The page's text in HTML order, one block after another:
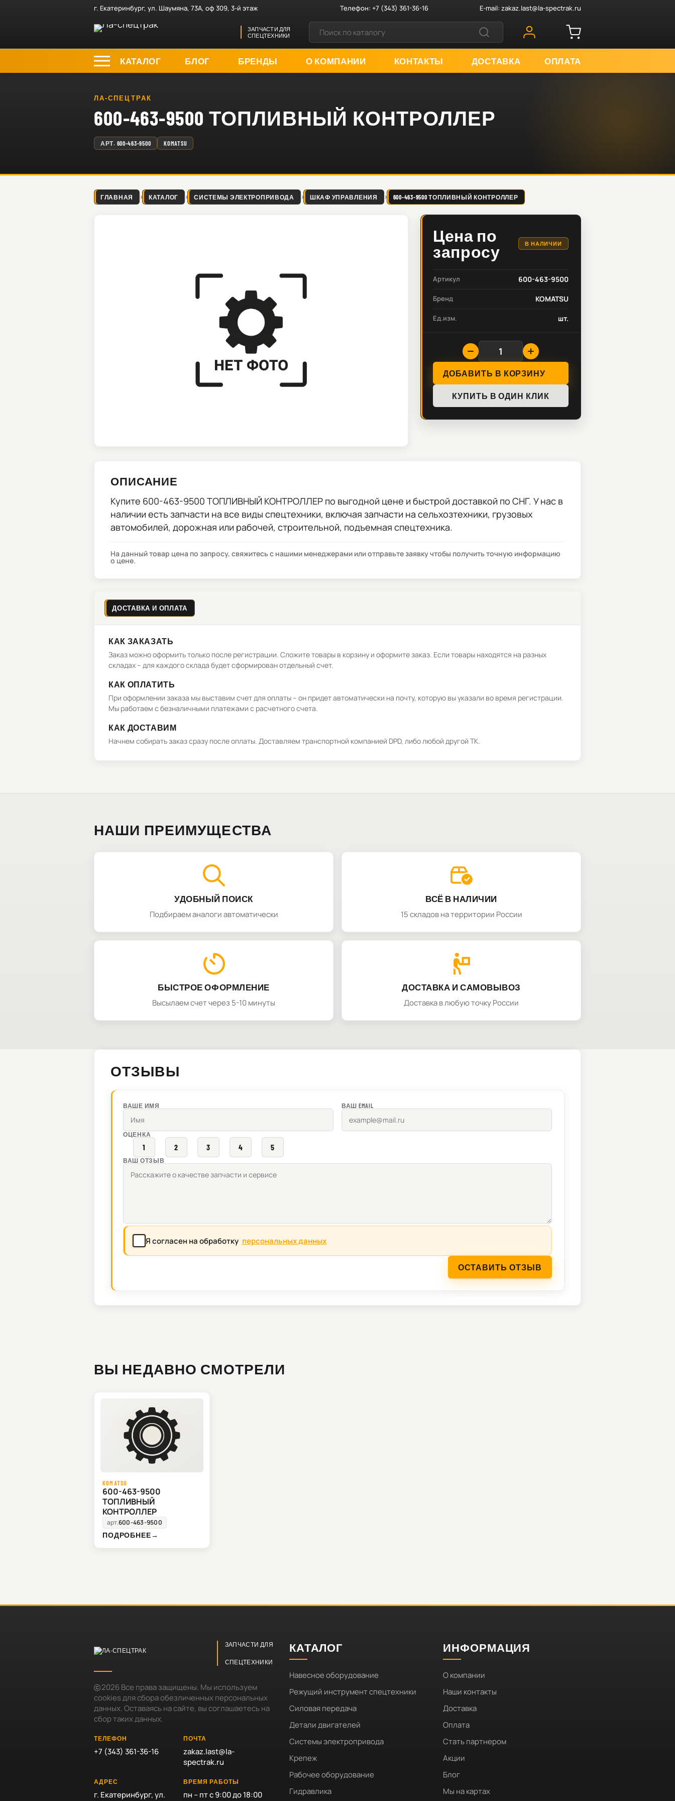
г. Екатеринбург, ул. Шаумяна, 73А, оф 309, 3-й этаж Телефон:+7 (343) 361-36-16 E-mail: zakaz.last@la-spectrak.ru
ЗАПЧАСТИ ДЛЯ
СПЕЦТЕХНИКИ
КАТАЛОГ БЛОГ БРЕНДЫ О КОМПАНИИ КОНТАКТЫ ДОСТАВКА ОПЛАТА
ЛА-СПЕЦТРАК
600-463-9500 ТОПЛИВНЫЙ КОНТРОЛЛЕР
АРТ. 600-463-9500 KOMATSU
ГЛАВНАЯ КАТАЛОГ СИСТЕМЫ ЭЛЕКТРОПРИВОДА ШКАФ УПРАВЛЕНИЯ 600-463-9500 ТОПЛИВНЫЙ КОНТРОЛЛЕР
Цена по
запросу
В НАЛИЧИИ
Артикул 600-463-9500
Бренд KOMATSU
Ед.изм. шт.
ДОБАВИТЬ В КОРЗИНУ
КУПИТЬ В ОДИН КЛИК
ОПИСАНИЕ
Купите 600-463-9500 ТОПЛИВНЫЙ КОНТРОЛЛЕР по выгодной цене и быстрой доставкой по СНГ. У нас в
наличии есть запчасти на все виды спецтехники, включая запчасти на сельхозтехники, грузовых
автомобилей, дорожная или рабочей, строительной, подъемная спецтехника.
На данный товар цена по запросу, свяжитесь с нашими менеджерами или отправьте заявку чтобы получить точную информацию
о цене.
ДОСТАВКА И ОПЛАТА
КАК ЗАКАЗАТЬ
Заказ можно оформить только после регистрации. Сложите товары в корзину и оформите заказ. Если товары находятся на разных
складах – для каждого склада будет сформирован отдельный счет.
КАК ОПЛАТИТЬ
При оформлении заказа мы выставим счет для оплаты – он придет автоматически на почту, которую вы указали во время регистрации.
Мы работаем с безналичными платежами с расчетного счета.
КАК ДОСТАВИМ
Начнем собирать заказ сразу после оплаты. Доставляем транспортной компанией DPD, либо любой другой ТК.
НАШИ ПРЕИМУЩЕСТВА
УДОБНЫЙ ПОИСК
Подбираем аналоги автоматически
ВСЁ В НАЛИЧИИ
15 складов на территории России
БЫСТРОЕ ОФОРМЛЕНИЕ
Высылаем счет через 5-10 минуты
ДОСТАВКА И САМОВЫВОЗ
Доставка в любую точку России
ОТЗЫВЫ
ВАШЕ ИМЯ ВАШ EMAIL
ОЦЕНКА
1 2 3 4 5
ВАШ ОТЗЫВ
Я согласен на обработку персональных данных
ОСТАВИТЬ ОТЗЫВ
ВЫ НЕДАВНО СМОТРЕЛИ
KOMATSU
600-463-9500
ТОПЛИВНЫЙ
КОНТРОЛЛЕР
арт.600-463-9500
ПОДРОБНЕЕ→
ЗАПЧАСТИ ДЛЯ
СПЕЦТЕХНИКИ
2026Все права защищены. Мы используем
cookies для сбора обезличенных персональных
данных. Оставаясь на сайте, вы соглашаетесь на
сбор таких данных.
ТЕЛЕФОН
+7 (343) 361-36-16
ПОЧТА
zakaz.last@la-
spectrak.ru
АДРЕС
г. Екатеринбург, ул.
ВРЕМЯ РАБОТЫ
пн – пт с 9:00 до 18:00
КАТАЛОГ
Навесное оборудование
Режущий инструмент спецтехники
Силовая передача
Детали двигателей
Системы электропривода
Крепеж
Рабочее оборудование
Гидравлика
ИНФОРМАЦИЯ
О компании
Наши контакты
Доставка
Оплата
Стать партнером
Акции
Блог
Мы на картах